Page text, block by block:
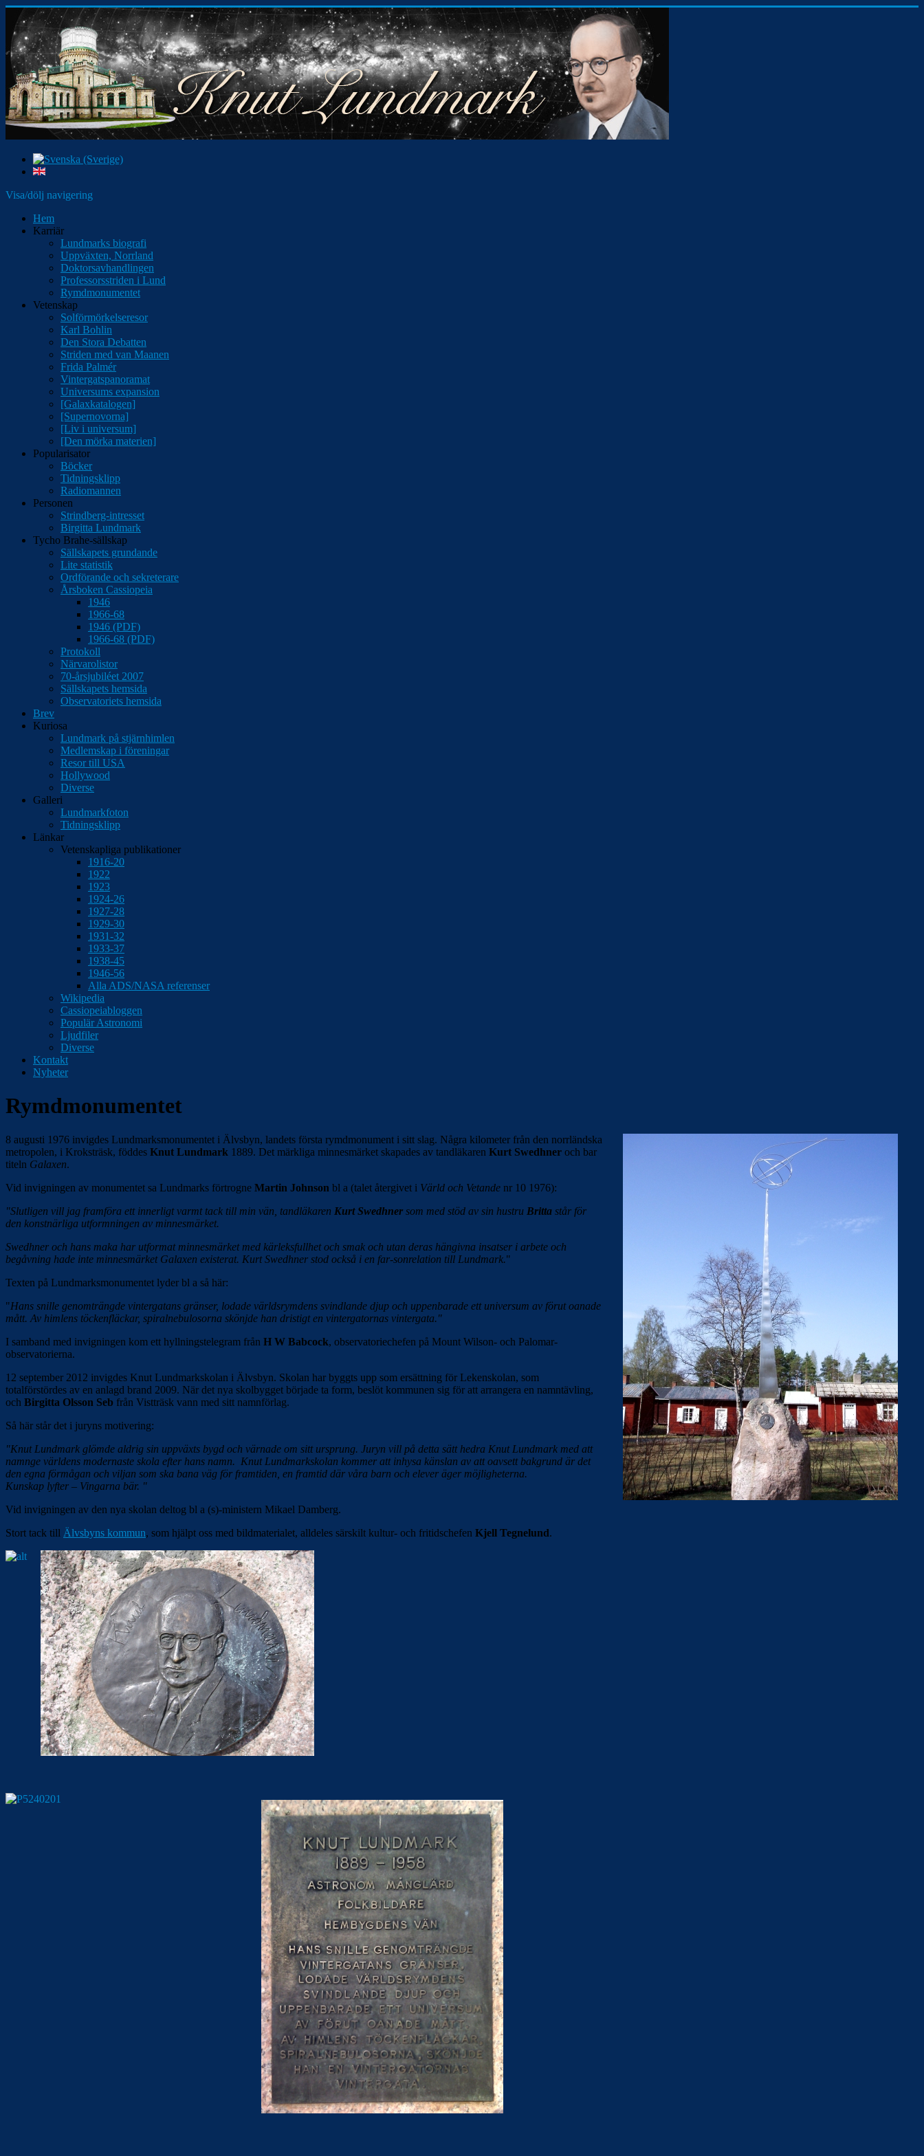
Visa/dölj navigering
Hem
Karriär
Lundmarks biografi
Uppväxten, Norrland
Doktorsavhandlingen
Professorsstriden i Lund
Rymdmonumentet
Vetenskap
Solförmörkelseresor
Karl Bohlin
Den Stora Debatten
Striden med van Maanen
Frida Palmér
Vintergatspanoramat
Universums expansion
[Galaxkatalogen]
[Supernovorna]
[Liv i universum]
[Den mörka materien]
Popularisator
Böcker
Tidningsklipp
Radiomannen
Personen
Strindberg-intresset
Birgitta Lundmark
Tycho Brahe-sällskap
Sällskapets grundande
Lite statistik
Ordförande och sekreterare
Årsboken Cassiopeia
1946
1966-68
1946 (PDF)
1966-68 (PDF)
Protokoll
Närvarolistor
70-årsjubiléet 2007
Sällskapets hemsida
Observatoriets hemsida
Brev
Kuriosa
Lundmark på stjärnhimlen
Medlemskap i föreningar
Resor till USA
Hollywood
Diverse
Galleri
Lundmarkfoton
Tidningsklipp
Länkar
Vetenskapliga publikationer
1916-20
1922
1923
1924-26
1927-28
1929-30
1931-32
1933-37
1938-45
1946-56
Alla ADS/NASA referenser
Wikipedia
Cassiopeiabloggen
Populär Astronomi
Ljudfiler
Diverse
Kontakt
Nyheter
Rymdmonumentet
8 augusti 1976 invigdes Lundmarksmonumentet i Älvsbyn, landets första rymdmonument i sitt slag. Några kilometer från den norrländska
metropolen, i Kroksträsk, föddes Knut Lundmark 1889. Det märkliga minnesmärket skapades av tandläkaren Kurt Swedhner och bar
titeln Galaxen.
Vid invigningen av monumentet sa Lundmarks förtrogne Martin Johnson bl a (talet återgivet i Värld och Vetande nr 10 1976):
"Slutligen vill jag framföra ett innerligt varmt tack till min vän, tandläkaren Kurt Swedhner som med stöd av sin hustru Britta står för
den konstnärliga utformningen av minnesmärket.
Swedhner och hans maka har utformat minnesmärket med kärleksfullhet och smak och utan deras hängivna insatser i arbete och
begåvning hade inte minnesmärket Galaxen existerat. Kurt Swedhner stod också i en far-sonrelation till Lundmark."
Texten på Lundmarksmonumentet lyder bl a så här:
"Hans snille genomträngde vintergatans gränser, lodade världsrymdens svindlande djup och uppenbarade ett universum av förut oanade
mått. Av himlens töckenfläckar, spiralnebulosorna skönjde han dristigt en vintergatornas vintergata."
I samband med invigningen kom ett hyllningstelegram från H W Babcock, observatoriechefen på Mount Wilson- och Palomar-
observatorierna.
12 september 2012 invigdes Knut Lundmarkskolan i Älvsbyn. Skolan har byggts upp som ersättning för Lekenskolan, som
totalförstördes av en anlagd brand 2009. När det nya skolbygget började ta form, beslöt kommunen sig för att arrangera en namntävling,
och Birgitta Olsson Seb från Vistträsk vann med sitt namnförlag.
Så här står det i juryns motivering:
"Knut Lundmark glömde aldrig sin uppväxts bygd och värnade om sitt ursprung. Juryn vill på detta sätt hedra Knut Lundmark med att
namnge världens modernaste skola efter hans namn. Knut Lundmarkskolan kommer att inhysa känslan av att oavsett bakgrund är det
den egna förmågan och viljan som ska bana väg för framtiden, en framtid där våra barn och elever äger möjligheterna.
Kunskap lyfter – Vingarna bär. "
Vid invigningen av den nya skolan deltog bl a (s)-ministern Mikael Damberg.
Stort tack till Älvsbyns kommun, som hjälpt oss med bildmaterialet, alldeles särskilt kultur- och fritidschefen Kjell Tegnelund.